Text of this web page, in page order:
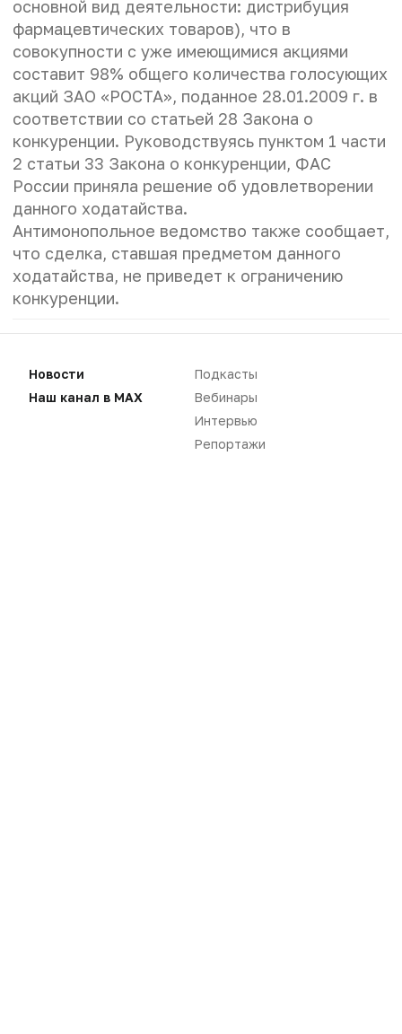
основной вид деятельности: дистрибуция
фармацевтических товаров), что в
совокупности с уже имеющимися акциями
составит 98% общего количества голосующих
акций ЗАО «РОСТА», поданное 28.01.2009 г. в
соответствии со статьей 28 Закона о
конкуренции. Руководствуясь пунктом 1 части
2 статьи 33 Закона о конкуренции, ФАС
России приняла решение об удовлетворении
данного ходатайства.
Антимонопольное ведомство также сообщает,
что сделка, ставшая предметом данного
ходатайства, не приведет к ограничению
конкуренции.
Новости
Наш канал в MAX
Подкасты
Вебинары
Интервью
Репортажи